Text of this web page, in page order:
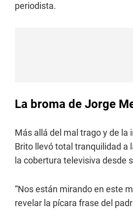
periodista.
La broma de Jorge
Más allá del mal trago y de la
Brito llevó total tranquilidad a
la cobertura televisiva desde
“Nos están mirando en este
revelar la pícara frase del